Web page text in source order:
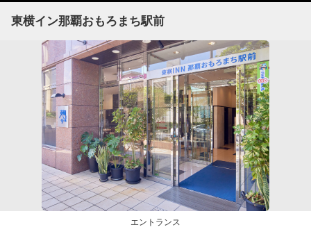
東横イン那覇おもろまち駅前
エントランス